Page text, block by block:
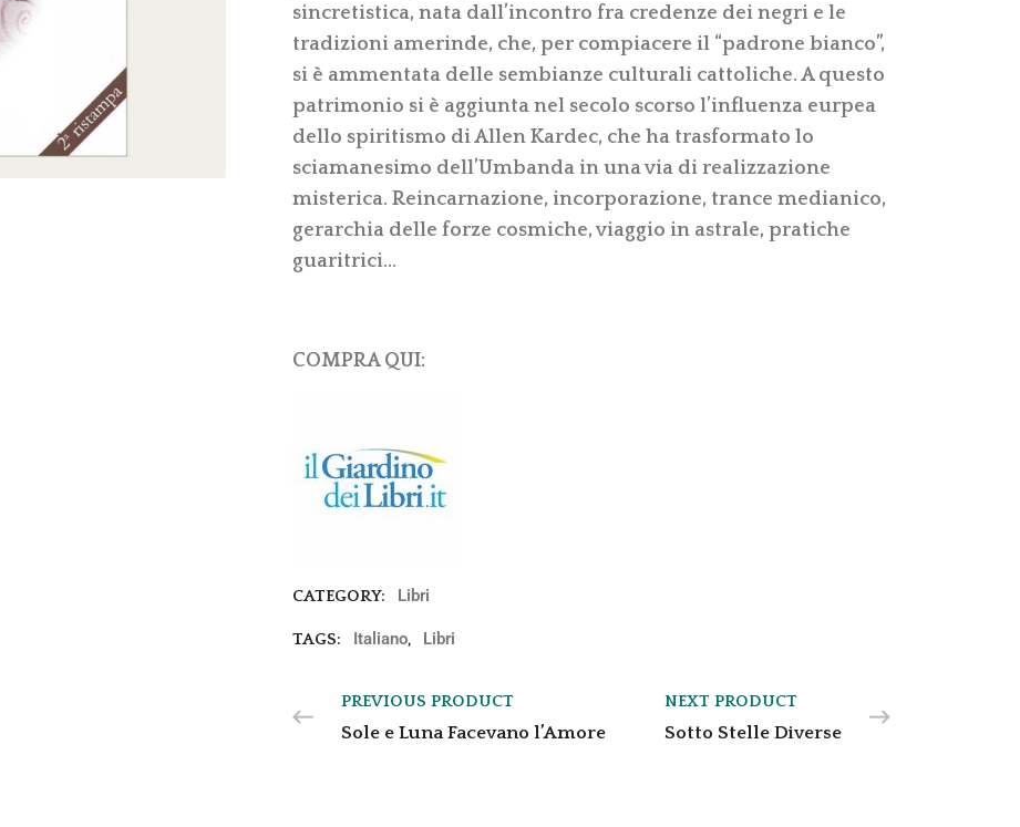
sincretistica, nata dall’incontro fra credenze dei negri e le
tradizioni amerinde, che, per compiacere il “padrone bianco”,
si è ammentata delle sembianze culturali cattoliche. A questo
patrimonio si è aggiunta nel secolo scorso l’influenza eurpea
dello spiritismo di Allen Kardec, che ha trasformato lo
sciamanesimo dell’Umbanda in una via di realizzazione
misterica. Reincarnazione, incorporazione, trance medianico,
gerarchia delle forze cosmiche, viaggio in astrale, pratiche
guaritrici…
COMPRA QUI:
CATEGORY: Libri
TAGS: Italiano, Libri
PREVIOUS PRODUCT
Sole e Luna Facevano l’Amore
NEXT PRODUCT
Sotto Stelle Diverse